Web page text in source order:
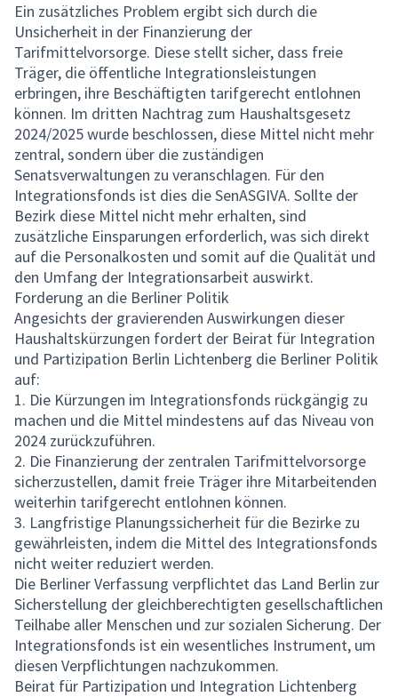
Ein zusätzliches Problem ergibt sich durch die
Unsicherheit in der Finanzierung der
Tarifmittelvorsorge. Diese stellt sicher, dass freie
Träger, die öffentliche Integrationsleistungen
erbringen, ihre Beschäftigten tarifgerecht entlohnen
können. Im dritten Nachtrag zum Haushaltsgesetz
2024/2025 wurde beschlossen, diese Mittel nicht mehr
zentral, sondern über die zuständigen
Senatsverwaltungen zu veranschlagen. Für den
Integrationsfonds ist dies die SenASGIVA. Sollte der
Bezirk diese Mittel nicht mehr erhalten, sind
zusätzliche Einsparungen erforderlich, was sich direkt
auf die Personalkosten und somit auf die Qualität und
den Umfang der Integrationsarbeit auswirkt.
Forderung an die Berliner Politik
Angesichts der gravierenden Auswirkungen dieser
Haushaltskürzungen fordert der Beirat für Integration
und Partizipation Berlin Lichtenberg die Berliner Politik
auf:
1. Die Kürzungen im Integrationsfonds rückgängig zu
machen und die Mittel mindestens auf das Niveau von
2024 zurückzuführen.
2. Die Finanzierung der zentralen Tarifmittelvorsorge
sicherzustellen, damit freie Träger ihre Mitarbeitenden
weiterhin tarifgerecht entlohnen können.
3. Langfristige Planungssicherheit für die Bezirke zu
gewährleisten, indem die Mittel des Integrationsfonds
nicht weiter reduziert werden.
Die Berliner Verfassung verpflichtet das Land Berlin zur
Sicherstellung der gleichberechtigten gesellschaftlichen
Teilhabe aller Menschen und zur sozialen Sicherung. Der
Integrationsfonds ist ein wesentliches Instrument, um
diesen Verpflichtungen nachzukommen.
Beirat für Partizipation und Integration Lichtenberg